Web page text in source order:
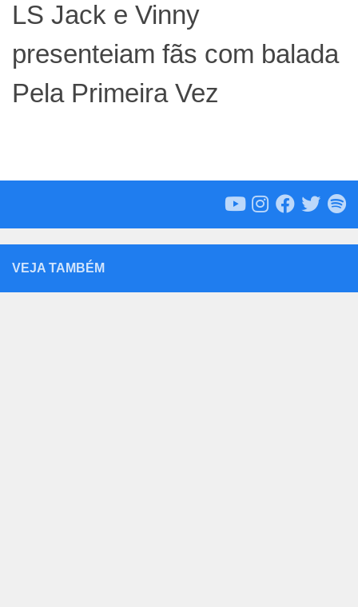
LS Jack e Vinny
presenteiam fãs com balada
Pela Primeira Vez
VEJA TAMBÉM